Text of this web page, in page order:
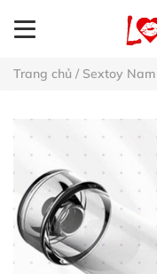
Trang chủ / Sextoy Nam